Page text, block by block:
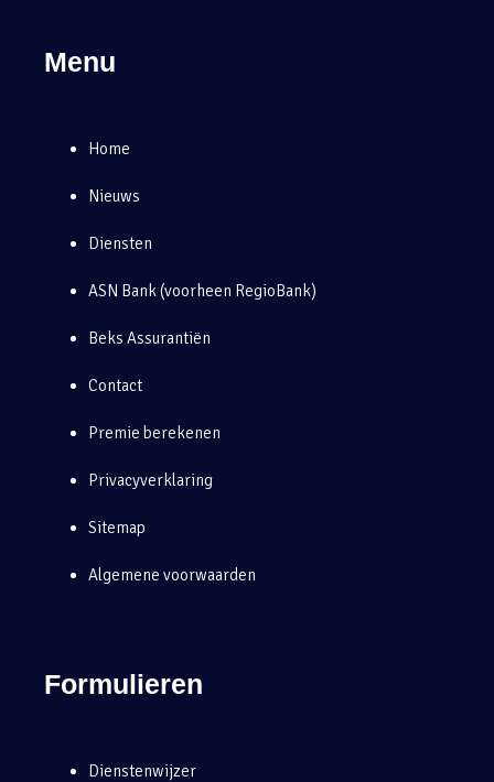
Menu
Home
Nieuws
Diensten
ASN Bank (voorheen RegioBank)
Beks Assurantiën
Contact
Premie berekenen
Privacyverklaring
Sitemap
Algemene voorwaarden
Formulieren
Dienstenwijzer